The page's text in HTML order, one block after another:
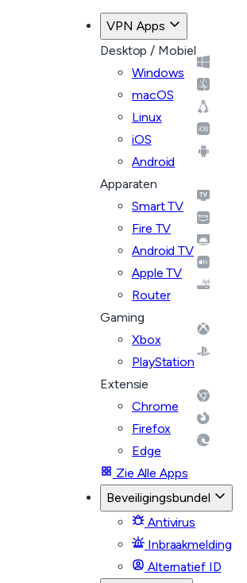
VPN Apps
Desktop / Mobiel
Windows
macOS
Linux
iOS
Android
Apparaten
Smart TV
Fire TV
Android TV
Apple TV
Router
Gaming
Xbox
PlayStation
Extensie
Chrome
Firefox
Edge
Zie Alle Apps
Beveiligingsbundel
Antivirus
Inbraakmelding
Alternatief ID